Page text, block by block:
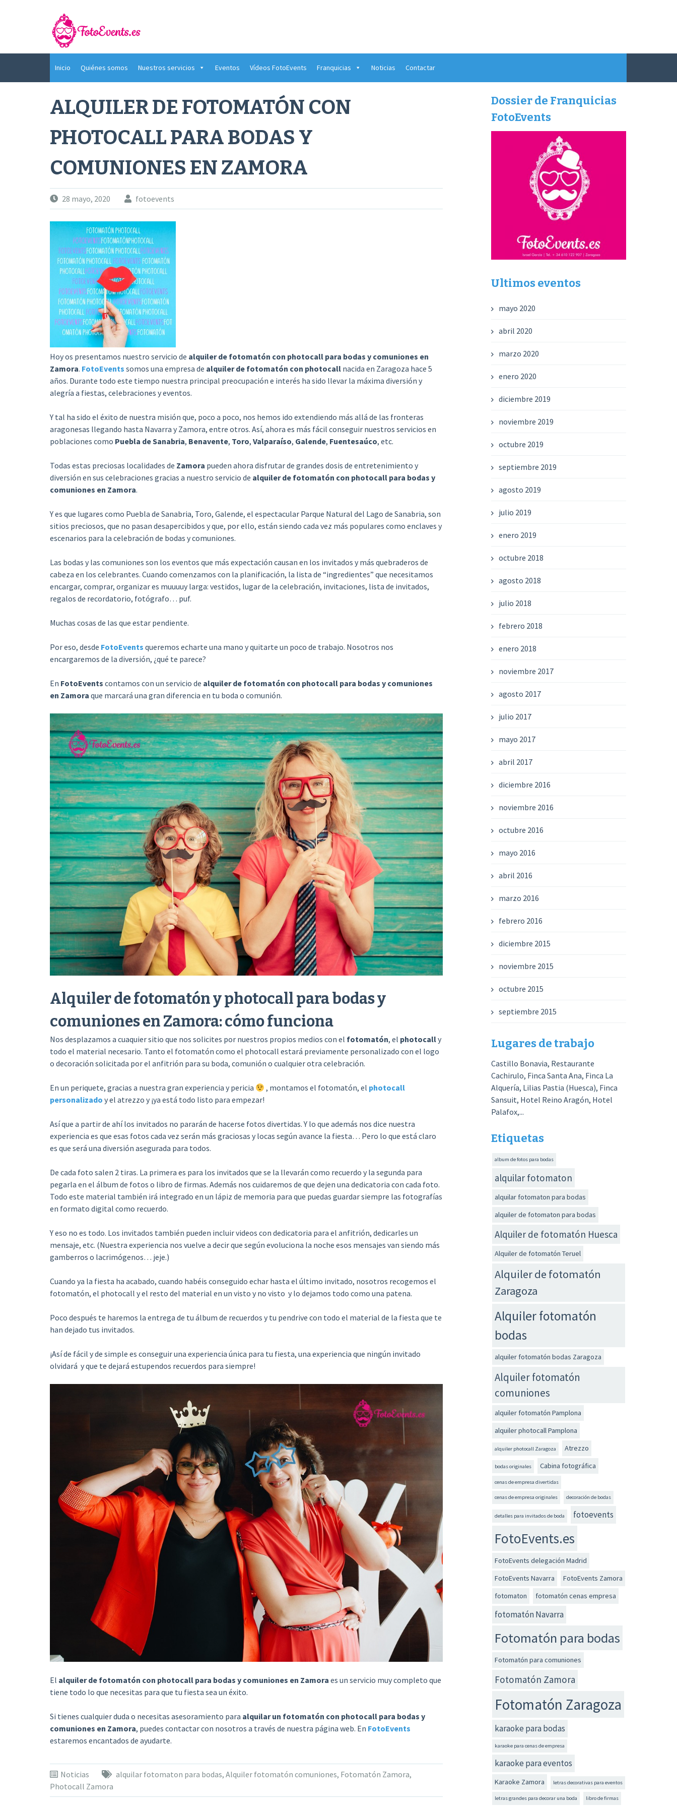
Inicio Quiénes somos Nuestros servicios Eventos Vídeos FotoEvents Franquicias Noticias Contactar
ALQUILER DE FOTOMATÓN CON
PHOTOCALL PARA BODAS Y
COMUNIONES EN ZAMORA
28 mayo, 2020 fotoevents
Hoy os presentamos nuestro servicio de alquiler de fotomatón con photocall para bodas y comuniones en
Zamora. FotoEvents somos una empresa de alquiler de fotomatón con photocallnacida en Zaragoza hace 5
años. Durante todo este tiempo nuestra principal preocupación e interés ha sido llevar la máxima diversión y
alegría a fiestas, celebraciones y eventos.
Y tal ha sido el éxito de nuestra misión que, poco a poco, nos hemos ido extendiendo más allá de las fronteras
aragonesas llegando hasta Navarra y Zamora, entre otros. Así, ahora es más fácil conseguir nuestros servicios en
poblaciones como Puebla de Sanabria, Benavente, Toro, Valparaíso, Galende, Fuentesaúco, etc.
Todas estas preciosas localidades de Zamora pueden ahora disfrutar de grandes dosis de entretenimiento y
diversión en sus celebraciones gracias a nuestro servicio de alquiler de fotomatón con photocall para bodas y
comuniones en Zamora.
Y es que lugares como Puebla de Sanabria, Toro, Galende, el espectacular Parque Natural del Lago de Sanabria, son
sitios preciosos, que no pasan desapercibidos y que, por ello, están siendo cada vez más populares como enclaves y
escenarios para la celebración de bodas y comuniones.
Las bodas y las comuniones son los eventos que más expectación causan en los invitados y más quebraderos de
cabeza en los celebrantes. Cuando comenzamos con la planificación, la lista de “ingredientes” que necesitamos
encargar, comprar, organizar es muuuuy larga: vestidos, lugar de la celebración, invitaciones, lista de invitados,
regalos de recordatorio, fotógrafo… puf.
Muchas cosas de las que estar pendiente.
Por eso, desde FotoEvents queremos echarte una mano y quitarte un poco de trabajo. Nosotros nos
encargaremos de la diversión, ¿qué te parece?
En FotoEvents contamos con un servicio de alquiler de fotomatón con photocall para bodas y comuniones
en Zamora que marcará una gran diferencia en tu boda o comunión.
Alquiler de fotomatón y photocall para bodas y
comuniones en Zamora: cómo funciona
Nos desplazamos a cuaquier sitio que nos solicites por nuestros propios medios con el fotomatón, el photocally
todo el material necesario. Tanto el fotomatón como el photocall estará previamente personalizado con el logo
o decoración solicitada por el anfitrión para su boda, comunión o cualquier otra celebración.
En un periquete, gracias a nuestra gran experiencia y pericia , montamos el fotomatón, el photocall
personalizado y el atrezzo y ¡ya está todo listo para empezar!
Así que a partir de ahí los invitados no pararán de hacerse fotos divertidas. Y lo que además nos dice nuestra
experiencia es que esas fotos cada vez serán más graciosas y locas según avance la fiesta… Pero lo que está claro
es que será una diversión asegurada para todos.
De cada foto salen 2 tiras. La primera es para los invitados que se la llevarán como recuerdo y la segunda para
pegarla en el álbum de fotos o libro de firmas. Además nos cuidaremos de que dejen una dedicatoria con cada foto.
Todo este material también irá integrado en un lápiz de memoria para que puedas guardar siempre las fotografías
en formato digital como recuerdo.
Y eso no es todo. Los invitados también pueden incluir videos con dedicatoria para el anfitrión, dedicarles un
mensaje, etc. (Nuestra experiencia nos vuelve a decir que según evoluciona la noche esos mensajes van siendo más
gamberros o lacrimógenos… jeje.)
Cuando ya la fiesta ha acabado, cuando habéis conseguido echar hasta el último invitado, nosotros recogemos el
fotomatón, el photocall y el resto del material en un visto y no visto y lo dejamos todo como una patena.
Poco después te haremos la entrega de tu álbum de recuerdos y tu pendrive con todo el material de la fiesta que te
han dejado tus invitados.
¡Así de fácil y de simple es conseguir una experiencia única para tu fiesta, una experiencia que ningún invitado
olvidará y que te dejará estupendos recuerdos para siempre!
El alquiler de fotomatón con photocall para bodas y comuniones en Zamora es un servicio muy completo que
tiene todo lo que necesitas para que tu fiesta sea un éxito.
Si tienes cualquier duda o necesitas asesoramiento para alquilar un fotomatón con photocall para bodas y
comuniones en Zamora, puedes contactar con nosotros a través de nuestra página web. En FotoEvents
estaremos encantados de ayudarte.
Noticias alquilar fotomaton para bodas, Alquiler fotomatón comuniones, Fotomatón Zamora,
Photocall Zamora
Dossier de Franquicias
FotoEvents
Ultimos eventos
mayo 2020
abril 2020
marzo 2020
enero 2020
diciembre 2019
noviembre 2019
octubre 2019
septiembre 2019
agosto 2019
julio 2019
enero 2019
octubre 2018
agosto 2018
julio 2018
febrero 2018
enero 2018
noviembre 2017
agosto 2017
julio 2017
mayo 2017
abril 2017
diciembre 2016
noviembre 2016
octubre 2016
mayo 2016
abril 2016
marzo 2016
febrero 2016
diciembre 2015
noviembre 2015
octubre 2015
septiembre 2015
Lugares de trabajo
Castillo Bonavia, Restaurante
Cachirulo, Finca Santa Ana, Finca La
Alquería, Lilias Pastia (Huesca), Finca
Sansuit, Hotel Reino Aragón, Hotel
Palafox,...
Etiquetas
album de fotos para bodas
alquilar fotomaton
alquilar fotomaton para bodas
alquiler de fotomaton para bodas
Alquiler de fotomatón Huesca
Alquiler de fotomatón Teruel
Alquiler de fotomatón
Zaragoza
Alquiler fotomatón
bodas
alquiler fotomatón bodas Zaragoza
Alquiler fotomatón
comuniones
alquiler fotomatón Pamplona
alquiler photocall Pamplona
alquiler photocall Zaragoza Atrezzo
bodas originales Cabina fotográfica
cenas de empresa divertidas
cenas de empresa originales decoración de bodas
detalles para invitados de boda fotoevents
FotoEvents.es
FotoEvents delegación Madrid
FotoEvents Navarra
FotoEvents Zamora
fotomaton
fotomatón cenas empresa
fotomatón Navarra
Fotomatón para bodas
Fotomatón para comuniones
Fotomatón Zamora
Fotomatón Zaragoza
karaoke para bodas
karaoke para cenas de empresa
karaoke para eventos
Karaoke Zamora letras decorativas para eventos
letras grandes para decorar una boda libro de firmas